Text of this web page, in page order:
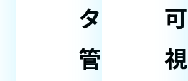
タ
管
可
視